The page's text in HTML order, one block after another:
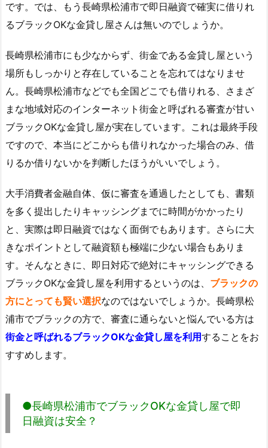
です。では、もう長崎県松浦市で即日融資で確実に借りれ
るブラックOKな金貸し屋さんは無いのでしょうか。
長崎県松浦市にも少なからず、街金である金貸し屋という
場所もしっかりと存在していることを忘れてはなりませ
ん。長崎県松浦市などでも全国どこでも借りれる、さまざ
まな地域対応のインターネット街金と呼ばれる審査が甘い
ブラックOKな金貸し屋が実在しています。これは最終手段
ですので、本当にどこからも借りれなかった場合のみ、借
りるか借りないかを判断したほうがいいでしょう。
大手消費者金融自体、仮に審査を通過したとしても、書類
を多く提出したりキャッシングまでに時間がかかったり
と、実際は即日融資ではなく面倒でもあります。さらに大
きなポイントとして融資額も極端に少ない場合もありま
す。そんなときに、即日対応で絶対にキャッシングできる
ブラックOKな金貸し屋を利用するというのは、 ブラックの
方にとっても賢い選択なのではないでしょうか。長崎県松
浦市でブラックの方で、審査に通らないと悩んでいる方は
街金と呼ばれるブラックOKな金貸し屋を利用することをお
すすめします。
●長崎県松浦市でブラックOKな金貸し屋で即
日融資は安全？